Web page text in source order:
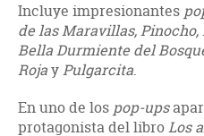
Incluye impresionantes
de las Maravillas, Pinocho,
Bella Durmiente del
RojayPulgarcita.
En uno de los pop-ups
protagonista del libroLos